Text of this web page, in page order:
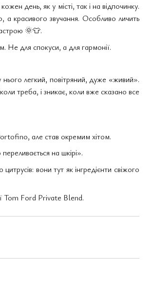
день, як у місті, так і на відпочинку.
а красивого звучання. Особливо личить
🌞👕.
Не для спокуси, а для гармонії.
легкий, повітряний, дуже «живий».
треба, і зникає, коли вже сказано все
але став окремим хітом.
на шкірі».
вони тут як інгредієнти свіжого
Tom Ford Private Blend.